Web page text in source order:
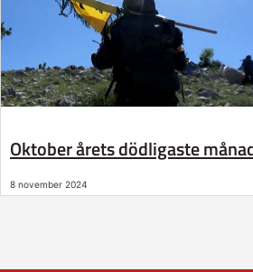
Oktober årets dödligaste
8 november 2024